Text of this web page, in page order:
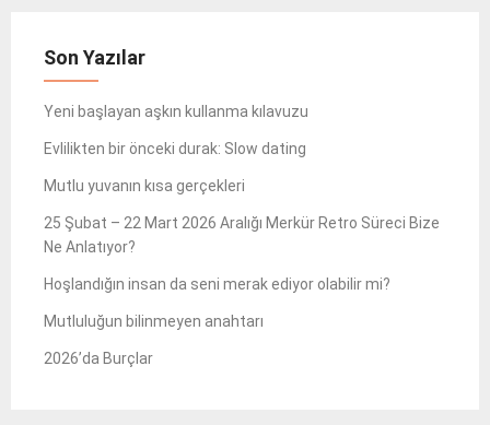
Son Yazılar
Yeni başlayan aşkın kullanma kılavuzu
Evlilikten bir önceki durak: Slow dating
Mutlu yuvanın kısa gerçekleri
25 Şubat – 22 Mart 2026 Aralığı Merkür Retro Süreci Bize
Ne Anlatıyor?
Hoşlandığın insan da seni merak ediyor olabilir mi?
Mutluluğun bilinmeyen anahtarı
2026’da Burçlar